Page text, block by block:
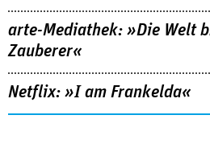
arte-Mediathek: »Die Welt
Zauberer«
Netflix: »I am Frankelda«